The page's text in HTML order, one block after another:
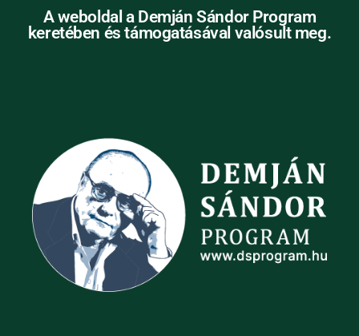
A weboldal a Demján Sándor Program
keretében és támogatásával valósult meg.